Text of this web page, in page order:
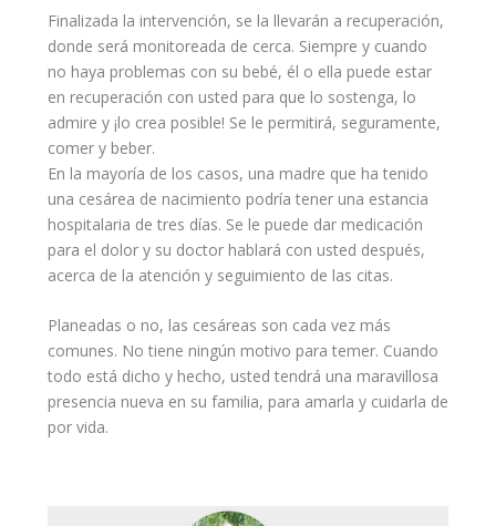
Finalizada la intervención, se la llevarán a recuperación,
donde será monitoreada de cerca. Siempre y cuando
no haya problemas con su bebé, él o ella puede estar
en recuperación con usted para que lo sostenga, lo
admire y ¡lo crea posible! Se le permitirá, seguramente,
comery beber.
En la mayoría de los casos, una madre que ha tenido
una cesárea de nacimiento podría tener una estancia
hospitalaria de tres días. Se le puede dar medicación
para el dolor y su doctor hablará con usted después,
acerca de la atención y seguimiento de las citas.
Planeadas o no, las cesáreas son cada vez más
comunes. No tiene ningún motivo para temer. Cuando
todo está dicho y hecho, usted tendrá una maravillosa
presencia nueva en su familia, para amarla y cuidarla de
por vida.